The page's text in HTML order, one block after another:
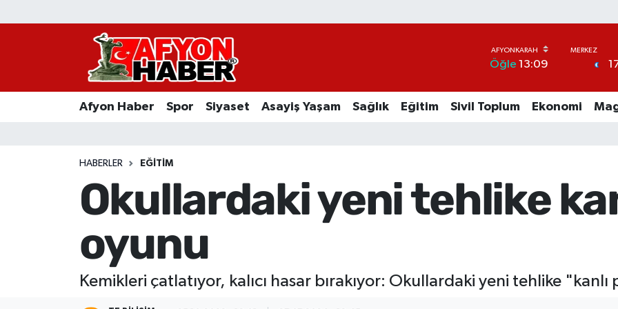
Öğle 13:09
Afyon Haber Spor Siyaset Asayiş Yaşam Sağlık Eğitim Sivil Toplum Ekonomi
HABERLER EĞITIM
Okullardaki yeni tehlike
oyunu
Kemikleri çatlatıyor, kalıcı hasar bırakıyor: Okullardaki yeni tehlike
Afyon Haber
Asayiş Yaşam
Sivil Toplum